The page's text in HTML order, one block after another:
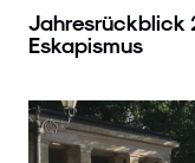
Jahresrückblick
Eskapismus